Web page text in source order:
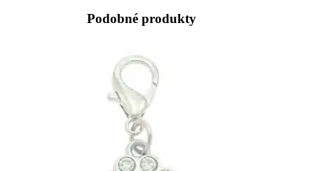
Podobné produkty